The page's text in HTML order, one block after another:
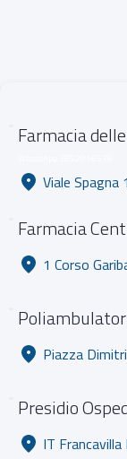
Farmacia
Viale Spagna
Farmacia
1 Corso
Piazza
Presidio
IT